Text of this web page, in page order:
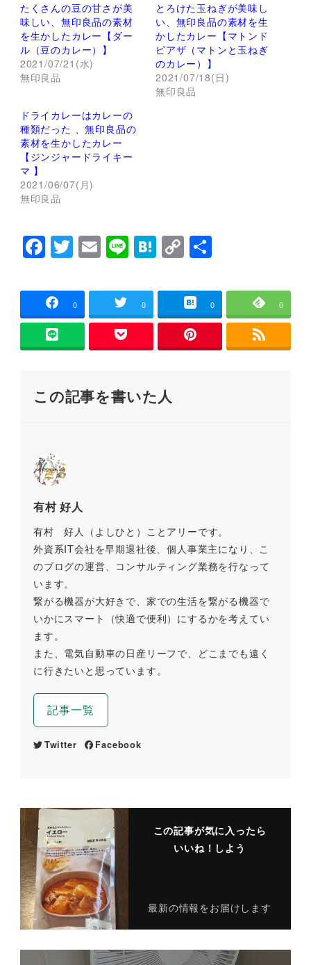
i
t
t
e
で
共
有
(
ウ
ィ
ン
ド
ウ
で
開
き
ま
す
で
共
有
す
る
に
は
て
く
だ
さ
い
(
し
い
ウ
で
開
)
たくさんの豆の甘さが美
味しい、無印良品の素材
を生かしたカレー【ダー
ル（豆のカレー）】
2021/07/21(水)
無印良品
とろけた玉ねぎが美味し
い、無印良品の素材を生
かしたカレー【マトンド
ピアザ（マトンと玉ねぎ
のカレー）】
2021/07/18(日)
無印良品
ドライカレーはカレーの
種類だった 、無印良品の
素材を生かしたカレー
【ジンジャードライキー
マ 】
2021/06/07(月)
無印良品
F
a
c
e
b
o
k
T
wi
tt
er
E
m
ai
l
Li
n
e
H
at
e
n
C
o
p
y
Li
n
共
0 0 0 0
この記事を書いた人
有村 好人
有村 好人（よしひと）ことアリーです。
外資系IT会社を早期退社後、個人事業主になり、こ
のブログの運営、コンサルティング業務を行なって
います。
繋がる機器が大好きで、家での生活を繋がる機器で
いかにスマート（快適で便利）にするかを考えてい
ます。
また、電気自動車の日産リーフで、どこまでも遠く
に行きたいと思っています。
記事一覧
Twitter Facebook
この記事が気に入ったら
いいね！しよう
最新の情報をお届けします